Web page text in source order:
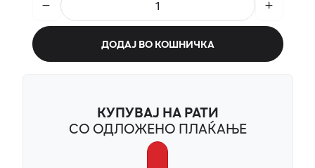
ДОДАЈ ВО КОШНИЧКА
КУПУВАЈ НА РАТИ
СО ОДЛОЖЕНО ПЛАЌАЊЕ